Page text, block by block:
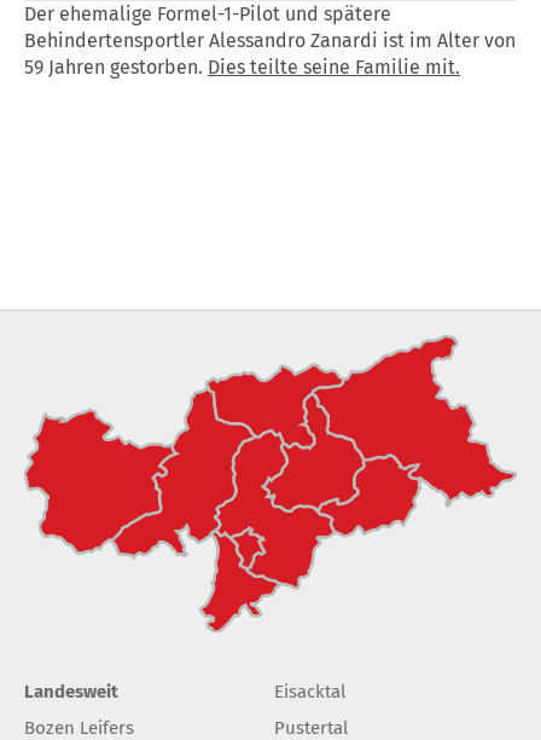
Der ehemalige Formel-1-Pilot und spätere
Behindertensportler Alessandro Zanardi ist im Alter von
59 Jahren gestorben. Dies teilte seine Familie mit.
Landesweit
Bozen Leifers
Eisacktal
Pustertal